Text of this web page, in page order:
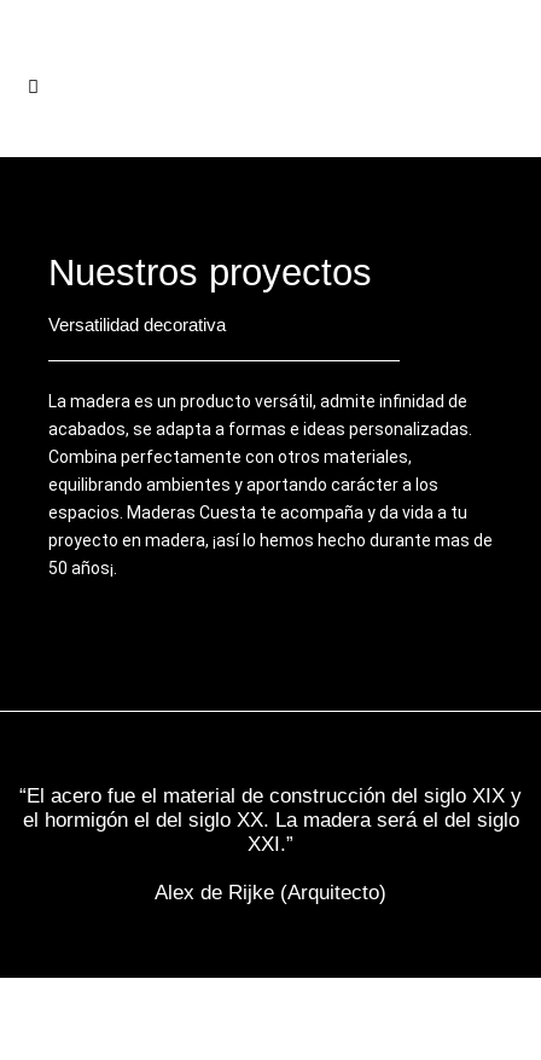
Nuestros proyectos
Versatilidad decorativa
La madera es un producto versátil, admite infinidad de
acabados, se adapta a formas e ideas personalizadas.
Combina perfectamente con otros materiales,
equilibrando ambientes y aportando carácter a los
espacios. Maderas Cuesta te acompaña y da vida a tu
proyecto en madera, ¡así lo hemos hecho durante mas de
50 años¡.
“El acero fue el material de construcción del siglo XIX y
el hormigón el del siglo XX. La madera será el del siglo
XXI.”
Alex de Rijke (Arquitecto)